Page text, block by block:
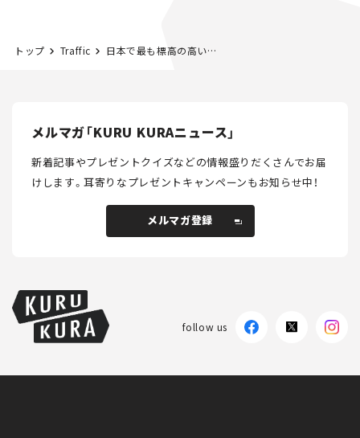
トップ Traffic 日本で最も標高の高い道路「乗鞍スカイライン」が8月20日に開通！ 迂回トンネルの工事もはじまる。【いま気になる道路計画】
メルマガ「KURU KURAニュース」
新着記事やプレゼントクイズなどの情報盛りだくさんでお届
けします。耳寄りなプレゼントキャンペーンもお知らせ中！
メルマガ登録
follow us